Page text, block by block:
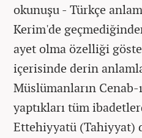
okunuşu - Türkçe
Kerim'de
ayet olma özelliği
içerisinde derin
Müslümanların
yaptıkları tüm
Ettehiyyatü (Tahiyyat)